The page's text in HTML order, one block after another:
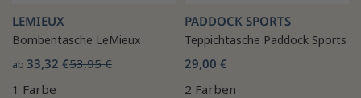
LEMIEUX
Bombentasche LeMieux
ab 33,32 €53,95 €
1 Farbe
PADDOCK SPORTS
Teppichtasche Paddock Sports
29,00 €
2 Farben